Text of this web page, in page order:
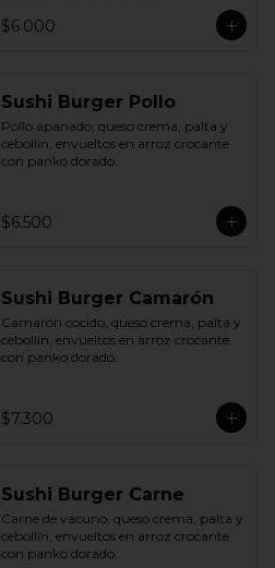
$6.000
Sushi Burger Pollo
Pollo apanado, queso crema, palta y
cebollín, envueltos en arroz crocante
con panko dorado.
$6.500
Sushi Burger Camarón
Camarón cocido, queso crema, palta y
cebollín, envueltos en arroz crocante
con panko dorado.
$7.300
Sushi Burger Carne
Carne de vacuno, queso crema, palta y
cebollín, envueltos en arroz crocante
con panko dorado.